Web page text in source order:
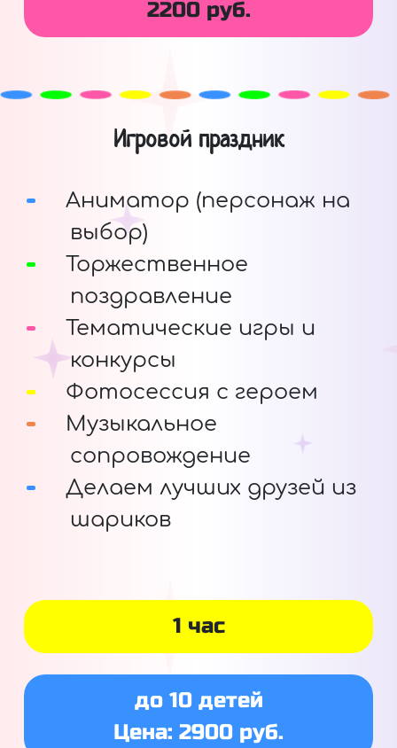
2200 руб.
Игровой праздник
Аниматор (персонаж на
выбор)
Торжественное
поздравление
Тематические игры и
конкурсы
Фотосессия с героем
Музыкальное
сопровождение
Делаем лучших друзей из
шариков
1 час
до 10 детей
Цена: 2900 руб.